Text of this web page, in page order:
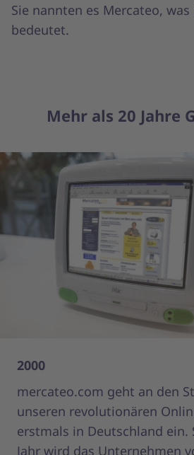
Sie nannten es Mercateo,
bedeutet.
Mehr als 20 Jahre
2000
mercateo.com geht an den
unseren revolutionären
erstmals in Deutschland ein.
Jahr wird das Unternehmen